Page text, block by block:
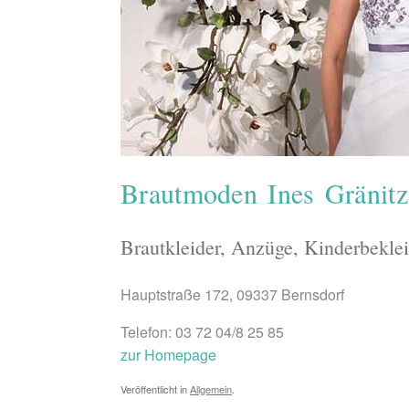
Brautmoden Ines Gränitz
Brautkleider, Anzüge,
Hauptstraße 172, 09337 Bernsdorf
Telefon: 03 72 04/8 25 85
zur Homepage
Veröffentlicht inAllgemein